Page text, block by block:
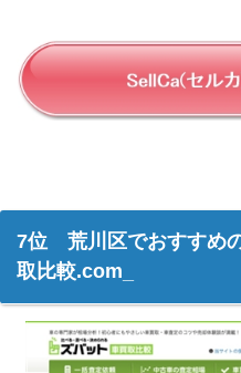
7位 荒川区でおすすめ
取比較.com_